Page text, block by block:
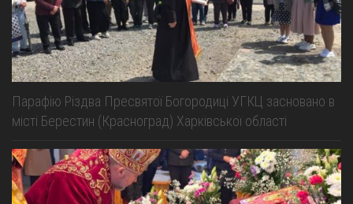
Парафію Різдва Пресвятої Богородиці УГКЦ засновано в
місті Берестин (Красноград) Харківської області